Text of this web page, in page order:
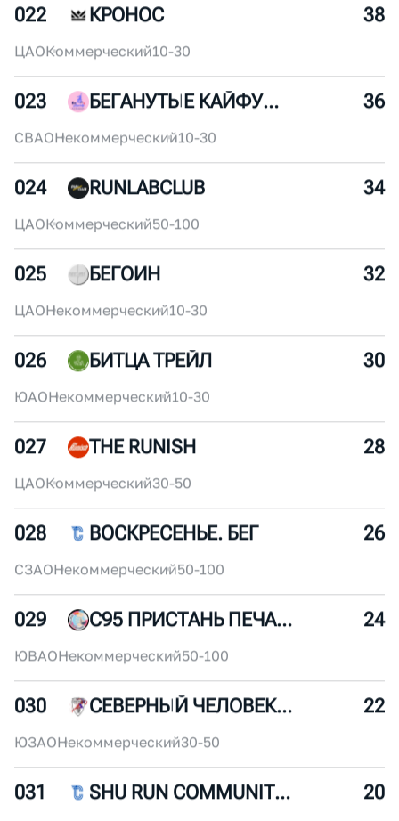
ЦАОКоммерческий250+
021 ANTA RUNNING CLUB 40
ЦАОНекоммерческий250+
022 КРОНОС 38
ЦАОКоммерческий10-30
023 БЕГАНУТЫЕ КАЙФУШНИКИ 36
СВАО Некоммерческий
024 RUNLABCLUB 34
ЦАОКоммерческий 50-100
025 БЕГОИН 32
ЦАО Некоммерческий10-30
026 БИТЦА ТРЕЙЛ 30
ЮАО Некоммерческий10-30
027 THE RUNISH 28
ЦАОКоммерческий30-50
028 ВОСКРЕСЕНЬЕ. БЕГ 26
СЗАО Некоммерческий50-100
029 С95 ПРИСТАНЬ ПЕЧАТНИКИ 24
ЮВАО Некоммерческий50-100